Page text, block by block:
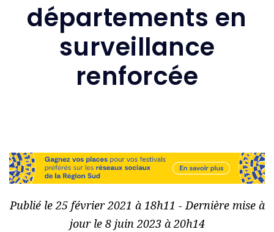
départements en
surveillance
renforcée
Publié le 25 février 2021 à 18h11 - Dernière mise à
jour le 8 juin 2023 à 20h14